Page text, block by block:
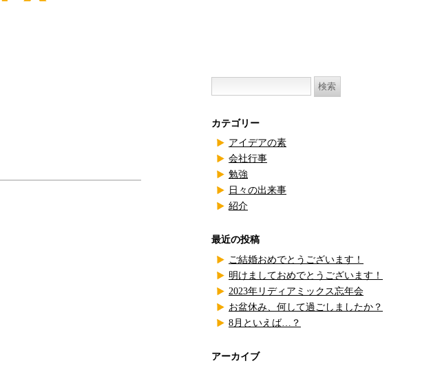
検
カテゴリー
アイデアの素
会社行事
勉強
日々の出来事
紹介
最近の投稿
ご結婚おめでとうございます！
明けましておめでとうございます！
2023年リディアミックス忘年会
お盆休み、何して過ごしましたか？
8月といえば…？
アーカイブ